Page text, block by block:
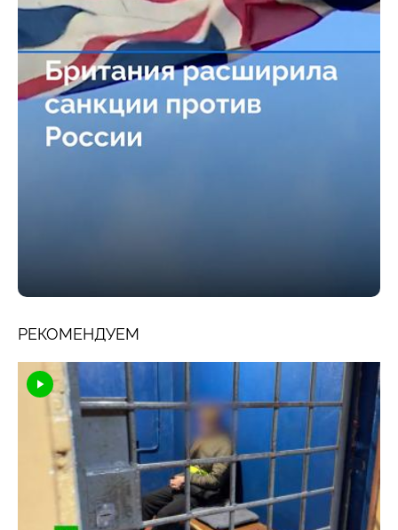
РЕКОМЕНДУЕМ